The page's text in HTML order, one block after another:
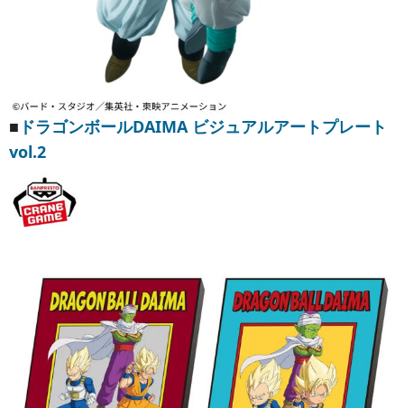
■ ドラゴンボールDAIMA ビジュアルアートプレート
vol.2